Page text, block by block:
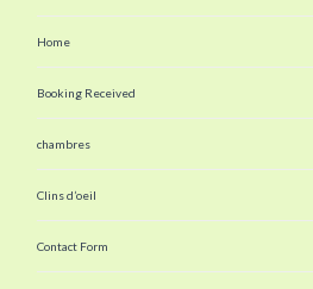
Home
Booking Received
chambres
Clins d’oeil
Contact Form